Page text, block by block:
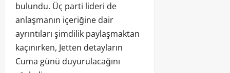
bulundu. Üç parti lideri de
anlaşmanın içeriğine dair
ayrıntıları şimdilik paylaşmaktan
kaçınırken, Jetten detayların
Cuma günü duyurulacağını